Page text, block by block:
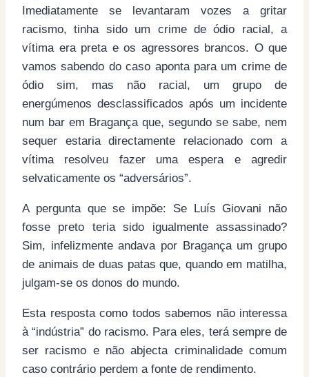
Imediatamente se levantaram vozes a gritar
racismo, tinha sido um crime de ódio racial, a
vítima era preta e os agressores brancos. O que
vamos sabendo do caso aponta para um crime de
ódio sim, mas não racial, um grupo de
energúmenos desclassificados após um incidente
num bar em Bragança que, segundo se sabe, nem
sequer estaria directamente relacionado com a
vítima resolveu fazer uma espera e agredir
selvaticamente os “adversários”.
A pergunta que se impõe: Se Luís Giovani não
fosse preto teria sido igualmente assassinado?
Sim, infelizmente andava por Bragança um grupo
de animais de duas patas que, quando em matilha,
julgam-se os donos do mundo.
Esta resposta como todos sabemos não interessa
à “indústria” do racismo. Para eles, terá sempre de
ser racismo e não abjecta criminalidade comum
caso contrário perdem a fonte de rendimento.